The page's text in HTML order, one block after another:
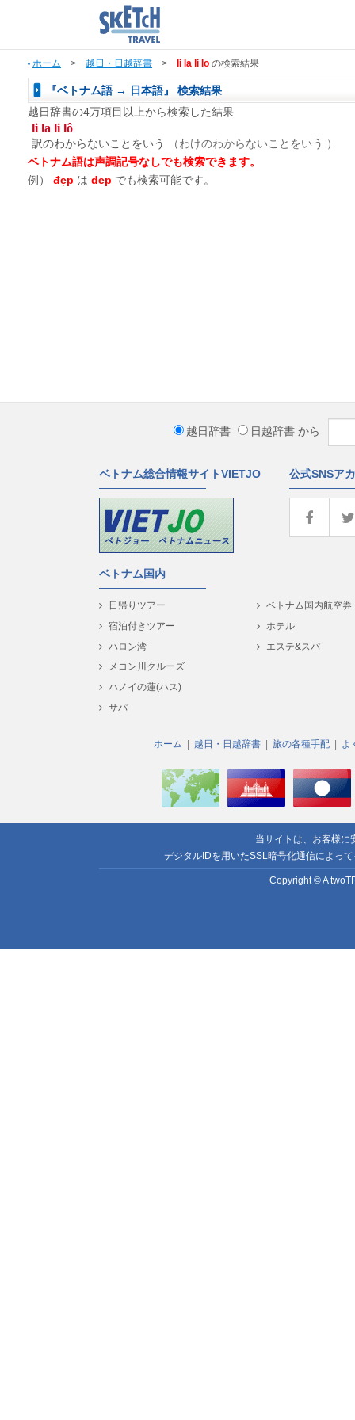
ホーム > 越日・日越辞書 > li la li lo の検索結果
『ベトナム語 → 日本語』 検索結果
越日辞書の4万項目以上から検索した結果
li la li lô
訳のわからないことをいう
（わけのわからないことをいう ）
ベトナム語は声調記号なしでも検索できます。
例）
đẹp は dep でも検索可能です。
越日辞書 日越辞書 から
ベトナム総合情報サイトVIETJO 公式SNSア
ベトナム国内
日帰りツアー
宿泊付きツアー
ハロン湾
メコン川クルーズ
ハノイの蓮(ハス)
サパ
ベトナム国内航空券
ホテル
エステ&スパ
ホーム 越日・日越辞書 旅の各種手配 よ
当サイトは、お客様に
デジタルIDを用いたSSL暗号化通信によっ
Copyright © A